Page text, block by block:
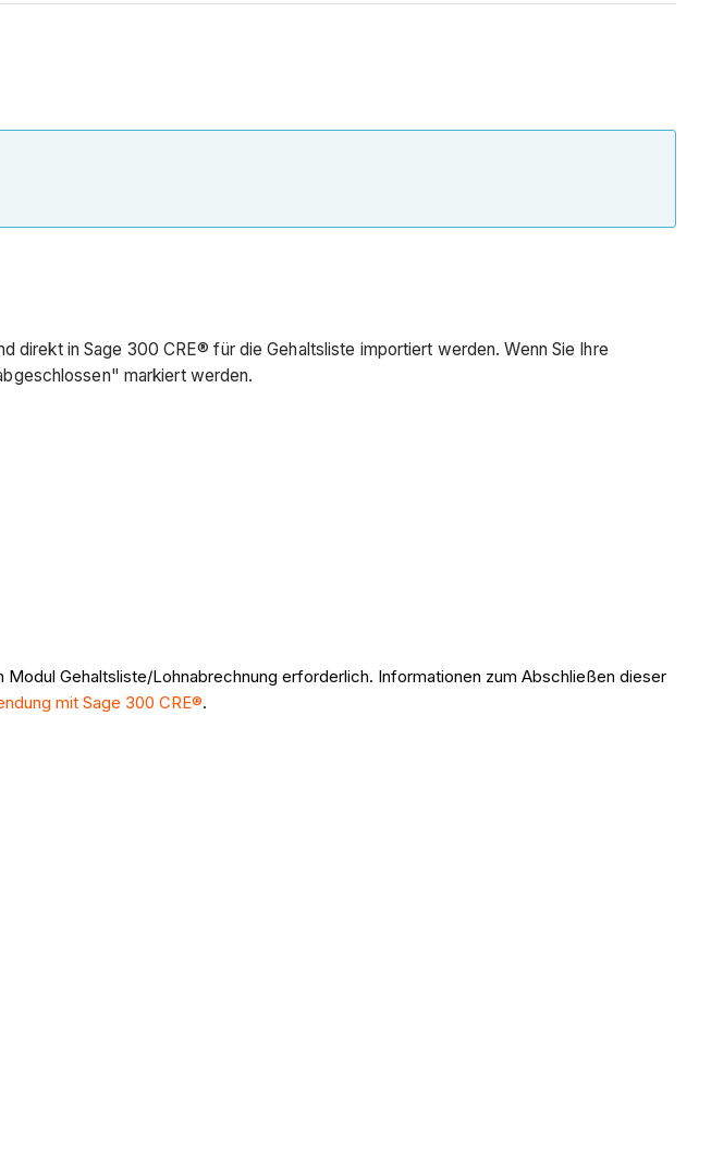
direkt in Sage 300 CRE® für die Gehaltsliste importiert werden. Wenn Sie Ihre
markiert werden.
Gehaltsliste/Lohnabrechnung erforderlich. Informationen zum Abschließen dieser
mit Sage 300 CRE®.